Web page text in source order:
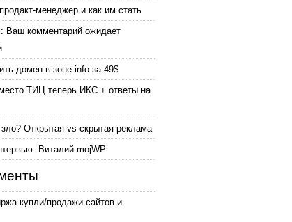
менеджер и как им стать
Ваш комментарий ожидает
домен в зоне info за 49$
ТИЦ теперь ИКС + ответы на
Открытая vs скрытая реклама
Виталий mojWP
купли/продажи сайтов и